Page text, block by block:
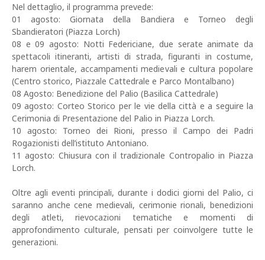
Nel dettaglio, il programma prevede:
01 agosto: Giornata della Bandiera e Torneo degli
Sbandieratori (Piazza Lorch)
08 e 09 agosto: Notti Federiciane, due serate animate da
spettacoli itineranti, artisti di strada, figuranti in costume,
harem orientale, accampamenti medievali e cultura popolare
(Centro storico, Piazzale Cattedrale e Parco Montalbano)
08 Agosto: Benedizione del Palio (Basilica Cattedrale)
09 agosto: Corteo Storico per le vie della città e a seguire la
Cerimonia di Presentazione del Palio in Piazza Lorch.
10 agosto: Torneo dei Rioni, presso il Campo dei Padri
Rogazionisti dell’istituto Antoniano.
11 agosto: Chiusura con il tradizionale Contropalio in Piazza
Lorch.
Oltre agli eventi principali, durante i dodici giorni del Palio, ci
saranno anche cene medievali, cerimonie rionali, benedizioni
degli atleti, rievocazioni tematiche e momenti di
approfondimento culturale, pensati per coinvolgere tutte le
generazioni.